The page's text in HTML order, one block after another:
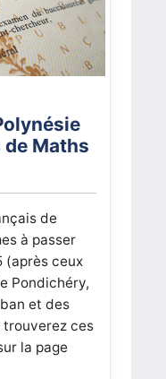
Maths
de
à passer
(après ceux
Pondichéry,
et des
trouverez ces
la page